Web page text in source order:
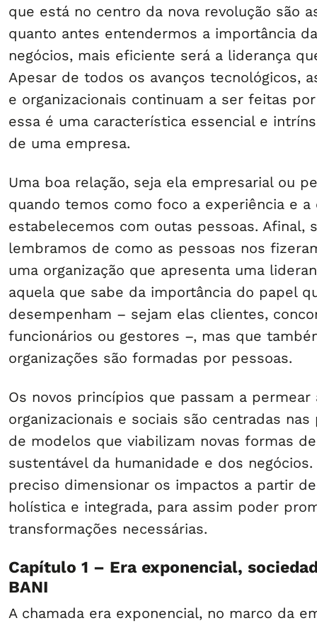
que está no centro da nova revolução são
quanto antes entendermos a importância
negócios, mais eficiente será a liderança
Apesar de todos os avanços tecnológicos,
e organizacionais continuam a ser feitas
essa é uma característica essencial e
de uma empresa.
Uma boa relação, seja ela empresarial ou
quando temos como foco a experiência e a
estabelecemos com outas pessoas. Afinal,
lembramos de como as pessoas nos
uma organização que apresenta uma
aquela que sabe da importância do papel
desempenham – sejam elas clientes,
funcionários ou gestores –, mas que
organizações são formadas por pessoas.
Os novos princípios que passam a permear
organizacionais e sociais são centradas nas
de modelos que viabilizam novas formas
sustentável da humanidade e dos
preciso dimensionar os impactos a partir
holística e integrada, para assim poder
transformações necessárias.
Capítulo 1 – Era exponencial,
BANI
A chamada era exponencial, no marco da